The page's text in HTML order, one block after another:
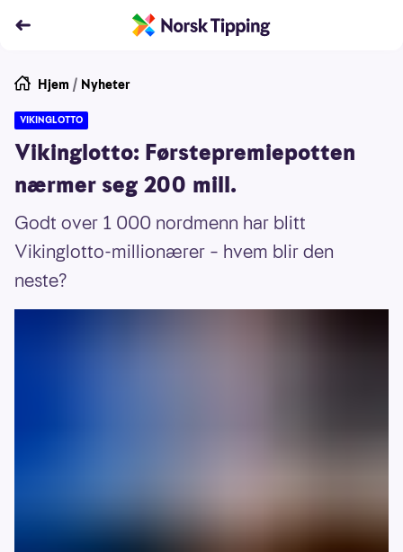
Hjem / Nyheter
VIKINGLOTTO
Vikinglotto: Førstepremiepotten
nærmer seg 200 mill.
Godt over 1 000 nordmenn har blitt
Vikinglotto-millionærer – hvem blir den
neste?